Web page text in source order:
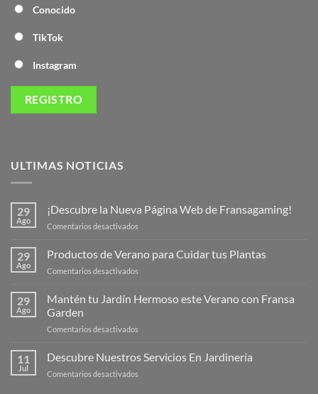
Conocido
TikTok
Instagram
ULTIMAS NOTICIAS
29
Ago
¡Descubre la Nueva Página Web de Fransagaming!
Comentarios desactivados
Nueva
de
29
Ago
Productos de Verano para Cuidar tus Plantas
Comentarios desactivados
de
Verano
Plantas
29
Ago
Mantén tu Jardín Hermoso este Verano con Fransa
Garden
Comentarios desactivados
tu
Jardín
11
Jul
Descubre Nuestros Servicios En Jardinería
Comentarios desactivados